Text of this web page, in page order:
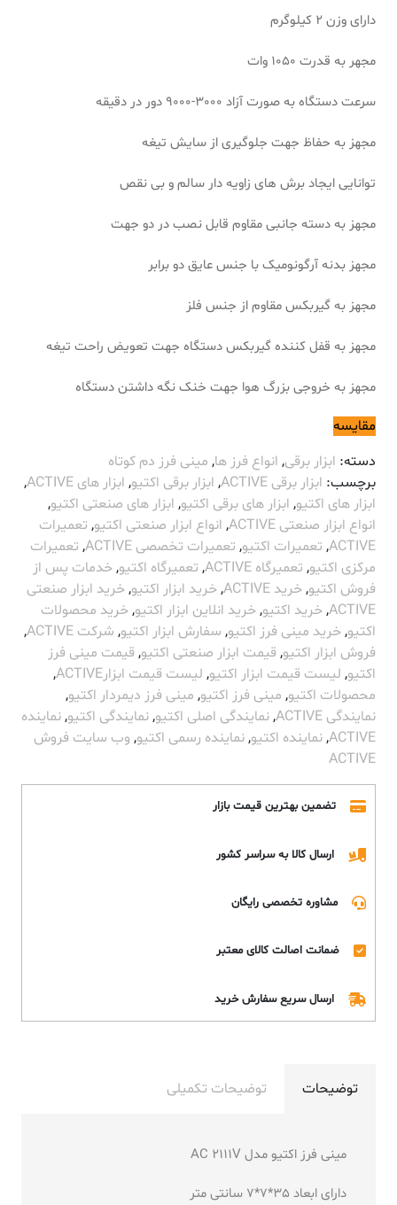
دارای وزن 2 کیلوگرم
مجهر به قدرت 1050 وات
سرعت دستگاه به صورت آزاد 3000-9000 دور در دقیقه
مجهز به حفاظ جهت جلوگیری از سایش تیغه
توانایی ایجاد برش های زاویه دار سالم و بی نقص
مجهز به دسته جانبی مقاوم قابل نصب در دو جهت
مجهز بدنه آرگونومیک با جنس عایق دو برابر
مجهز به گیربکس مقاوم از جنس فلز
مجهز به قفل کننده گیربکس دستگاه جهت تعویض راحت تیغه
مجهز به خروجی بزرگ هوا جهت خنک نگه داشتن دستگاه
مقایسه
دسته: ابزار برقی, انواع فرز ها, مینی فرز دم کوتاه
برچسب: ابزار برقی ACTIVE , ابزار برقی اکتیو, ابزار های ACTIVE
,
ابزار های اکتیو, ابزار های برقی اکتیو, ابزار های صنعتی اکتیو,
انواع ابزار صنعتی ACTIVE
, انواع ابزار صنعتی اکتیو, تعمیرات
ACTIVE
, تعمیرات اکتیو, تعمیرات تخصصی ACTIVE , تعمیرات
مرکزی اکتیو, تعمیرگاه ACTIVE , تعمیرگاه اکتیو,خدمات پس از
فروش اکتیو,خرید ACTIVE ,خرید ابزار اکتیو,خرید ابزار صنعتی
ACTIVE
,خرید اکتیو,خرید انلاین ابزار اکتیو,خرید محصولات
اکتیو,خرید مینی فرز اکتیو, سفارش ابزار اکتیو, شرکت ACTIVE
,
فروش ابزار اکتیو, قیمت ابزار صنعتی اکتیو, قیمت مینی فرز
اکتیو, لیست قیمت ابزار اکتیو, لیست قیمت ابزارACTIVE
,
محصولات اکتیو, مینی فرز اکتیو, مینی فرز دیمردار اکتیو,
نمایندگی ACTIVE
,نمایندگی اصلی اکتیو,نمایندگی اکتیو,نماینده
ACTIVE
,نماینده اکتیو,نماینده رسمی اکتیو, وب سایت فروش
ACTIVE
تضمین بهترین قیمت بازار
ارسال کالا به سراسر کشور
مشاوره تخصصی رایگان
ضمانت اصالت کالای معتبر
ارسال سریع سفارش خرید
توضیحات توضیحات تکمیلی
مینی فرز اکتیو مدل AC 2111V
دارای ابعاد 35*7*7 سانتی متر